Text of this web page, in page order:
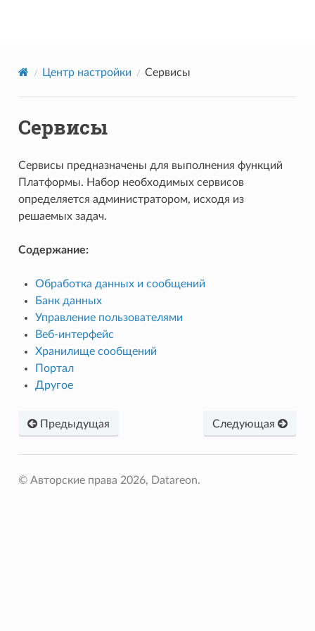
Центр настройки Сервисы
Сервисы
Сервисы предназначены для выполнения функций
Платформы. Набор необходимых сервисов
определяется администратором, исходя из
решаемых задач.
Содержание:
Обработка данных и сообщений
Банк данных
Управление пользователями
Веб-интерфейс
Хранилище сообщений
Портал
Другое
Предыдущая Следующая
© Авторские права 2026, Datareon.